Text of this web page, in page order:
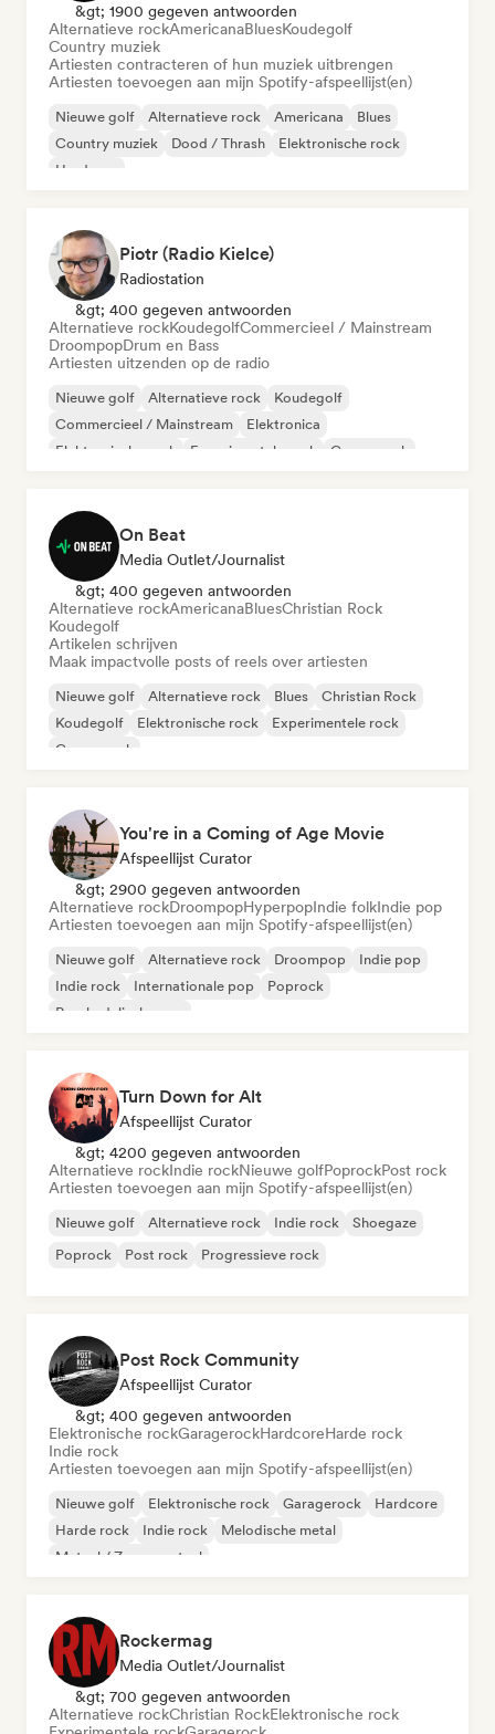
&gt; 1900 gegeven antwoorden
Alternatieve rockAmericanaBluesKoudegolf
Country muziek
Artiesten contracteren of hun muziek uitbrengen
Artiesten toevoegen aan mijn Spotify-afspeellijst(en)
Nieuwe golf Alternatieve rock Americana
Blues
Country muziek
Dood / Thrash
Elektronische rock
Hardcore
Piotr (Radio Kielce)
Radiostation
&gt; 400 gegeven antwoorden
Alternatieve rockKoudegolfCommercieel / Mainstream
DroompopDrum en Bass
Artiesten uitzenden op de radio
Nieuwe golf Alternatieve rock
Koudegolf
Commercieel / Mainstream
Elektronica
Elektronische rock
Experimentele rock Garagerock
On Beat
Media Outlet/Journalist
&gt; 400 gegeven antwoorden
Alternatieve rockAmericanaBluesChristian Rock
Koudegolf
Artikelen schrijven
Maak impactvolle posts of reels over artiesten
Nieuwe golf Alternatieve rock Blues
Christian Rock
Koudegolf
Elektronische rock
Experimentele rock
Garagerock
You're in a Coming of Age Movie
Afspeellijst Curator
&gt; 2900 gegeven antwoorden
Alternatieve rockDroompopHyperpopIndie folkIndie pop
Artiesten toevoegen aan mijn Spotify-afspeellijst(en)
Nieuwe golf Alternatieve rock Droompop
Indie pop
Indie rock
Internationale pop
Poprock
Psychedelische pop
Turn Down for Alt
Afspeellijst Curator
&gt; 4200 gegeven antwoorden
Alternatieve rockIndie rockNieuwe golfPoprockPost rock
Artiesten toevoegen aan mijn Spotify-afspeellijst(en)
Nieuwe golf Alternatieve rock Indie rock
Shoegaze
Poprock
Post rock Progressieve rock
Post Rock Community
Afspeellijst Curator
&gt; 400 gegeven antwoorden
Elektronische rockGaragerockHardcoreHarde rock
Indie rock
Artiesten toevoegen aan mijn Spotify-afspeellijst(en)
Nieuwe golf Elektronische rock Garagerock
Hardcore
Harde rock
Indie rock
Melodische metal
Metaal / Zwaar metaal
Rockermag
Media Outlet/Journalist
&gt; 700 gegeven antwoorden
Alternatieve rockChristian RockElektronische rock